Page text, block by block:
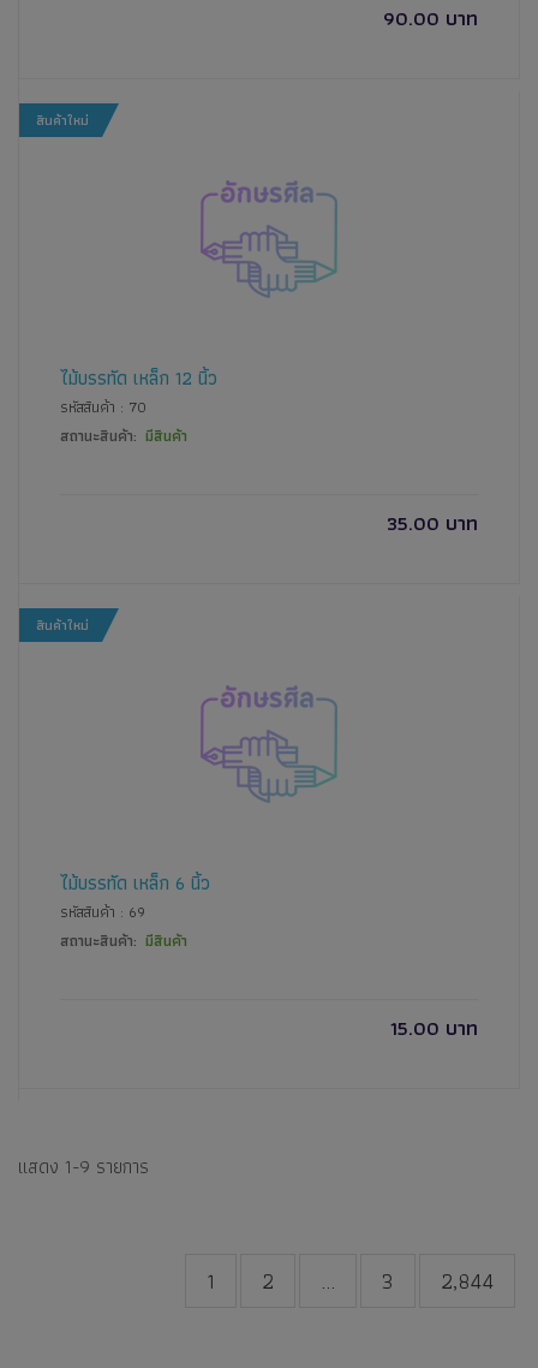
90.00 บาท
สินค้าใหม่
ไม้บรรทัด เหล็ก 12 นิ้ว
รหัสสินค้า : 70
สถานะสินค้า: มีสินค้า
35.00 บาท
สินค้าใหม่
ไม้บรรทัด เหล็ก 6 นิ้ว
รหัสสินค้า : 69
สถานะสินค้า: มีสินค้า
15.00 บาท
แสดง 1-9 รายการ
1 2 ... 3 2,844